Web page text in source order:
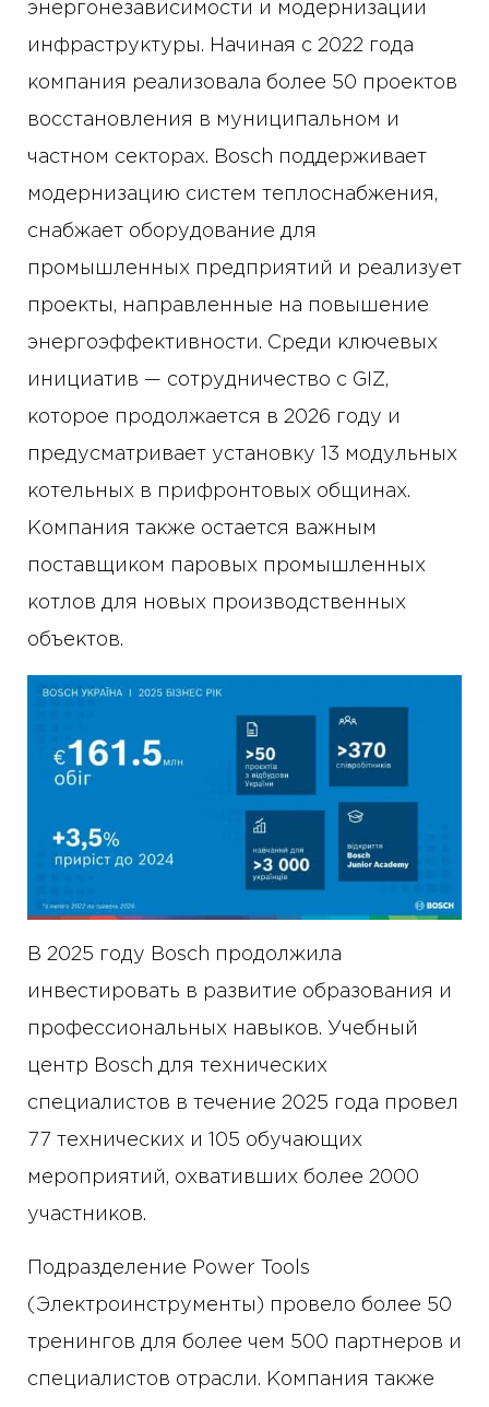
энергонезависимости и модернизации
инфраструктуры. Начиная с 2022 года
компания реализовала более 50 проектов
восстановления в муниципальном и
частном секторах. Bosch поддерживает
модернизацию систем теплоснабжения,
снабжает оборудование для
промышленных предприятий и реализует
проекты, направленные на повышение
энергоэффективности. Среди ключевых
инициатив — сотрудничество с GIZ,
которое продолжается в 2026 году и
предусматривает установку 13 модульных
котельных в прифронтовых общинах.
Компания также остается важным
поставщиком паровых промышленных
котлов для новых производственных
объектов.
В 2025 году Bosch продолжила
инвестировать в развитие образования и
профессиональных навыков. Учебный
центр Bosch для технических
специалистов в течение 2025 года провел
77 технических и 105 обучающих
мероприятий, охвативших более 2000
участников.
Подразделение Power Tools
(Электроинструменты) провело более 50
тренингов для более чем 500 партнеров и
специалистов отрасли. Компания также